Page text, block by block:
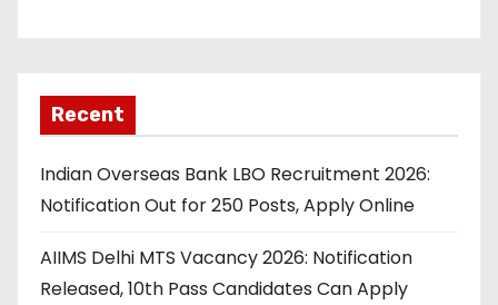
Recent
Indian Overseas Bank LBO Recruitment 2026:
Notification Out for 250 Posts, Apply Online
AIIMS Delhi MTS Vacancy 2026: Notification
Released, 10th Pass Candidates Can Apply